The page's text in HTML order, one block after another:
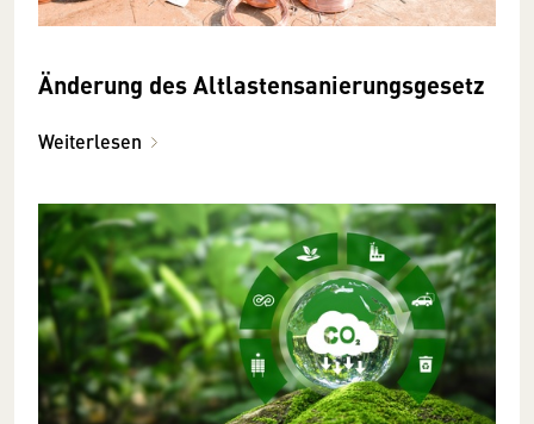
Änderung des Altlastensanierungsgesetz
Weiterlesen